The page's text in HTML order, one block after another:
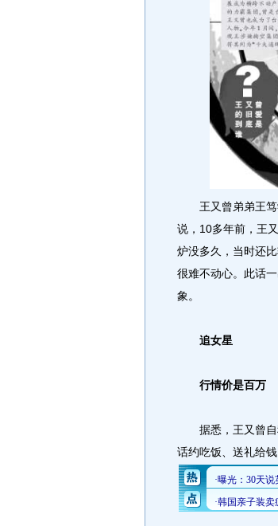
王又曾弟弟王笃
说，10多年前，王
炉没多久，当时还
很难不动心。此话
象。
追女星
行情价是百万
据悉，王又曾自
话约吃饭、送礼给